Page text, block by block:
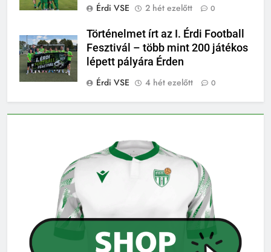
Érdi VSE
2 hét ezelőtt 0
Történelmet írt az I. Érdi Football
Fesztivál – több mint 200 játékos
lépett pályára Érden
Érdi VSE
4 hét ezelőtt 0